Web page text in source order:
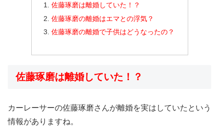
佐藤琢磨は離婚していた！？
佐藤琢磨の離婚はエマとの浮気？
佐藤琢磨の離婚で子供はどうなったの？
佐藤琢磨は離婚していた！？
カーレーサーの佐藤琢磨さんが離婚を実はしていたという
情報がありますね。